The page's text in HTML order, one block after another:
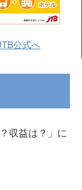
公式へ
収益は？」に